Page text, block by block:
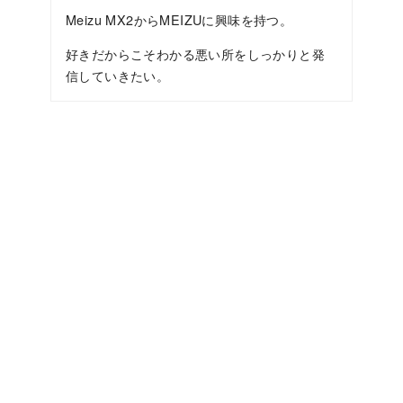
Meizu MX2からMEIZUに興味を持つ。
好きだからこそわかる悪い所をしっかりと発
信していきたい。